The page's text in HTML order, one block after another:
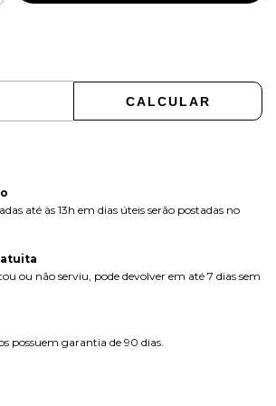
CALCULAR
até às 13h em dias úteis serão postadas no
ou não serviu, pode devolver em até 7 dias sem
possuem garantia de 90 dias.